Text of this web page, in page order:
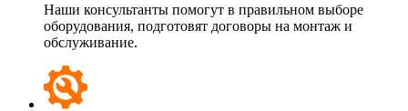
Наши консультанты помогут в правильном выборе
оборудования, подготовят договоры на монтаж и
обслуживание.